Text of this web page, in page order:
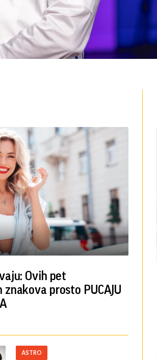
Ovih pet
znakova prosto PUCAJU
ASTRO